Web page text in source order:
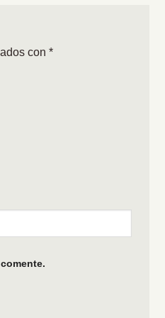
con *